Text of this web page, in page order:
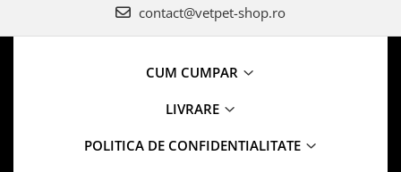
contact@vetpet-shop.ro
CUM CUMPAR
LIVRARE
POLITICA DE CONFIDENTIALITATE